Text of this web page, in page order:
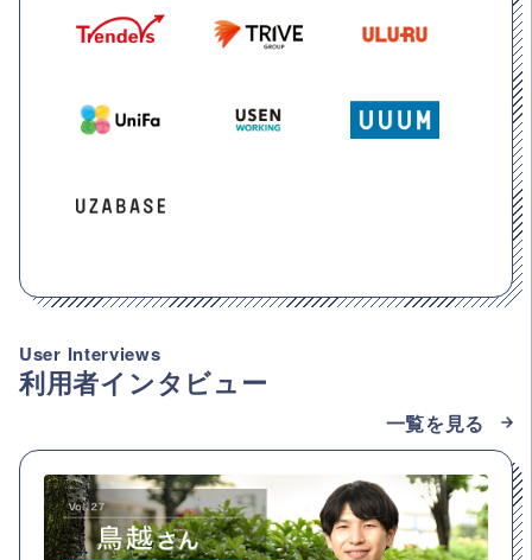
User Interviews
利用者インタビュー
一覧を見る